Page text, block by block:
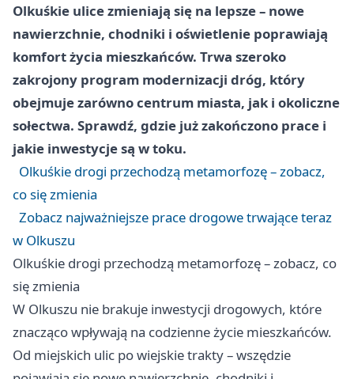
Olkuśkie ulice zmieniają się na lepsze – nowe
nawierzchnie, chodniki i oświetlenie poprawiają
komfort życia mieszkańców. Trwa szeroko
zakrojony program modernizacji dróg, który
obejmuje zarówno centrum miasta, jak i okoliczne
sołectwa. Sprawdź, gdzie już zakończono prace i
jakie inwestycje są w toku.
Olkuśkie drogi przechodzą metamorfozę – zobacz,
co się zmienia
Zobacz najważniejsze prace drogowe trwające teraz
w Olkuszu
Olkuśkie drogi przechodzą metamorfozę – zobacz, co
się zmienia
W Olkuszu nie brakuje inwestycji drogowych, które
znacząco wpływają na codzienne życie mieszkańców.
Od miejskich ulic po wiejskie trakty – wszędzie